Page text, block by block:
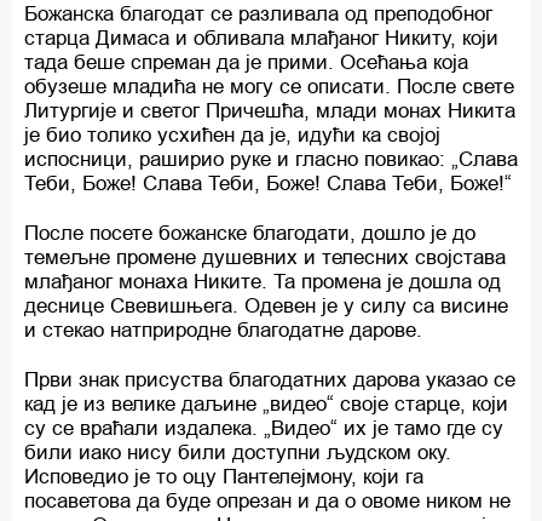
Божанска благодат се разливала од преподобног
старца Димаса и обливала млађаног Никиту, који
тада беше спреман да је прими. Осећања која
обузеше младића не могу се описати. После свете
Литургије и светог Причешћа, млади монах Никита
је био толико усхићен да је, идући ка својој
испосници, раширио руке и гласно повикао: „Слава
Теби, Боже! Слава Теби, Боже! Слава Теби, Боже!“
После посете божанске благодати, дошло је до
темељне промене душевних и телесних својстава
млађаног монаха Никите. Та промена је дошла од
деснице Свевишњега. Одевен је у силу са висине
и стекао натприродне благодатне дарове.
Први знак присуства благодатних дарова указао се
кад је из велике даљине „видео“ своје старце, који
су се враћали издалека. „Видео“ их је тамо где су
били иако нису били доступни људском оку.
Исповедио је то оцу Пантелејмону, који га
посаветова да буде опрезан и да о овоме ником не